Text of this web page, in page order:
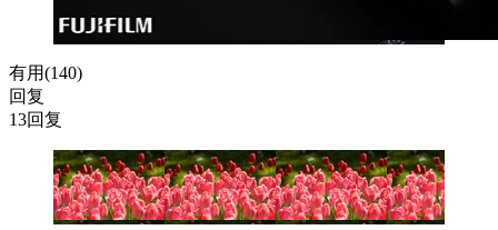
有用(140)
回复
13回复